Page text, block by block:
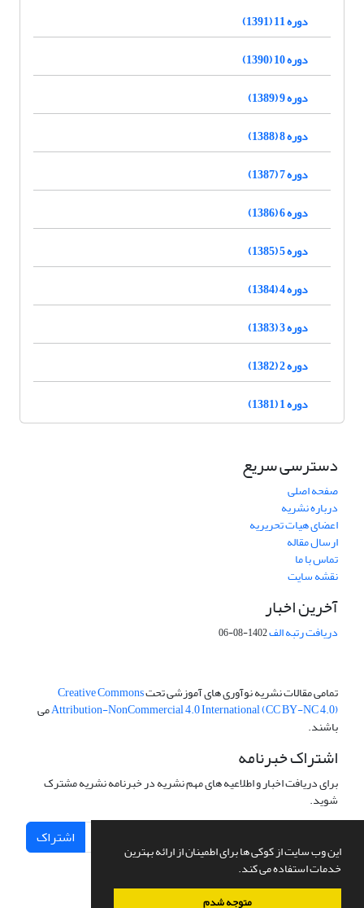
این وب سایت از کوکی ها برای اطمینان از ارائه بهترین
خدمات استفاده می کند.
متوجه شدم
دوره 11 (1391)
دوره 10 (1390)
دوره 9 (1389)
دوره 8 (1388)
دوره 7 (1387)
دوره 6 (1386)
دوره 5 (1385)
دوره 4 (1384)
دوره 3 (1383)
دوره 2 (1382)
دوره 1 (1381)
دسترسی سریع
صفحه اصلی
درباره نشریه
اعضای هیات تحریریه
ارسال مقاله
تماس با ما
نقشه سایت
آخرین اخبار
دریافت رتبه الف1402-08-06
تمامی مقالات نشریه نوآوری های آموزشی تحتCreative Commons
Attribution-NonCommercial 4.0 International (CC BY-NC 4.0)می
باشند.
اشتراک خبرنامه
برای دریافت اخبار و اطلاعیه های مهم نشریه در خبرنامه نشریه مشترک
شوید.
اشتراک